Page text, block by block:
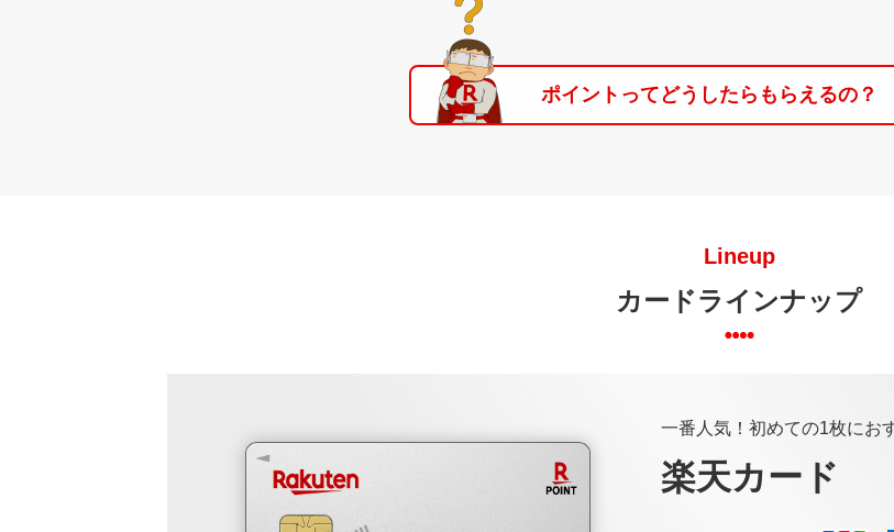
ポイントってどうしたらもらえるの？
Lineup
カードラインナップ
一番人気！初めての1枚にお
楽天カード